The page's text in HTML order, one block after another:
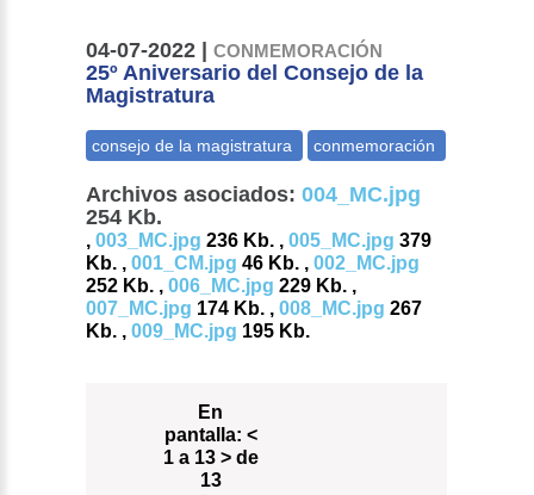
04-07-2022 |CONMEMORACIÓN
25º Aniversario del Consejo de la
Magistratura
Archivos asociados: 004_MC.jpg
254 Kb.
,003_MC.jpg 236 Kb. ,005_MC.jpg 379
Kb. ,001_CM.jpg 46 Kb. ,002_MC.jpg
252 Kb. ,006_MC.jpg 229 Kb. ,
007_MC.jpg 174 Kb. ,008_MC.jpg 267
Kb. ,009_MC.jpg 195 Kb.
En
pantalla: <
1 a 13 > de
13